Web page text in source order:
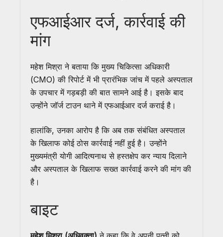
एफआईआर दर्ज, कार्रवाई की
मांग
महेश मिश्रा ने बताया कि मुख्य चिकित्सा अधिकारी
(CMO) की रिपोर्ट में भी प्रारंभिक जांच में पहले अस्पताल
के उपचार में गड़बड़ी की बात सामने आई है। इसके बाद
उन्होंने जॉर्ज टाउन थाने में एफआईआर दर्ज कराई है।
हालांकि, उनका आरोप है कि अब तक संबंधित अस्पताल
के खिलाफ कोई ठोस कार्रवाई नहीं हुई है। उन्होंने
मुख्यमंत्री योगी आदित्यनाथ से हस्तक्षेप कर न्याय दिलाने
और अस्पताल के खिलाफ सख्त कार्रवाई करने की मांग की
है।
बाइट